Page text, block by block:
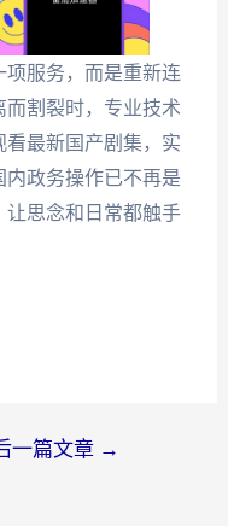
服务，而是重新连
割裂时，专业技术
最新国产剧集，实
内政务操作已不再是
让思念和日常都触手
一篇文章 →